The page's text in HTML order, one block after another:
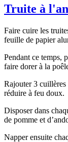
Truite à
Faire cuire les
feuille de papier
Pendant ce temps,
faire dorer à la
Rajouter 3 cuillères
réduire à feu doux.
Disposer dans
de pomme et
Napper ensuite